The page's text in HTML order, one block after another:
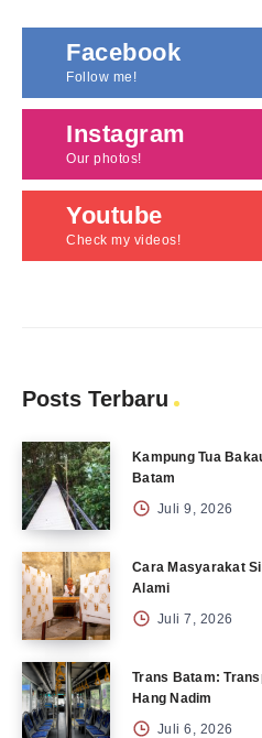
Facebook
Follow me!
Instagram
Our photos!
Youtube
Check my videos!
Posts Terbaru
Kampung Tua
Batam
Juli 9, 2026
Cara Masyarakat
Alami
Juli 7, 2026
Trans Batam:
Hang Nadim
Juli 6, 2026